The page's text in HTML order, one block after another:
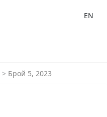
EN
> Брой 5, 2023